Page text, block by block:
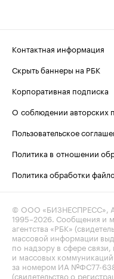
Контактная информация
Скрыть баннеры на РБК
Корпоративная подписка
О соблюдении авторских
Пользовательское
Политика в отношении
Политика обработки
© ООО «БИЗНЕСПРЕСС»,
1995–2026 . Сообщения и
агентства «РБК»
массовой информации
по надзору в сфере
и массовых
за номером ИА №ФС77-
(свидетельство о